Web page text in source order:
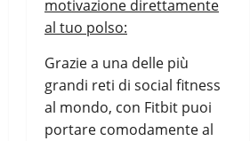
motivazione direttamente
al tuo polso:
Grazie a una delle più
grandi reti di social fitness
al mondo, con Fitbit puoi
portare comodamente al